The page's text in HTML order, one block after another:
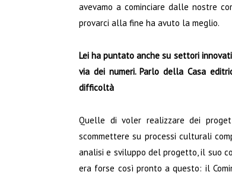
avevamo a cominciare dalle nostre
provarci alla fine ha avuto la meglio.
Lei ha puntato anche su settori
via dei numeri. Parlo della Casa
difficoltà
Quelle di voler realizzare dei
scommettere su processi culturali
analisi e sviluppo del progetto, il suo
era forse così pronto a questo: il